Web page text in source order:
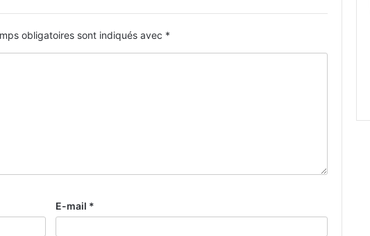
obligatoires sont indiqués avec *
E-mail *